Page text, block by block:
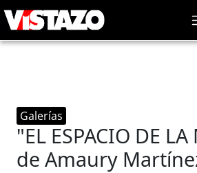
Galerías
"EL ESPACIO DE
de Amaury